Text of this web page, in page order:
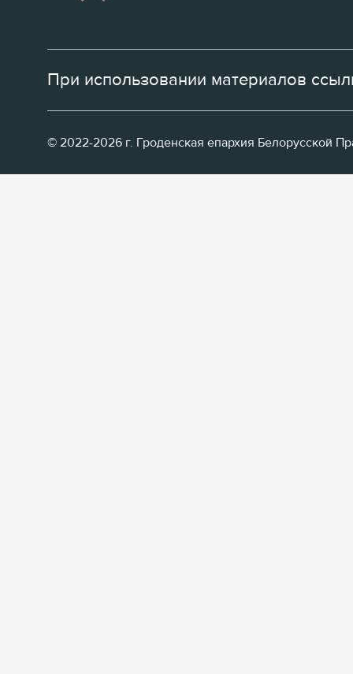
При использовании материалов
© 2022-2026 г. Гроденская епархия Белорусской